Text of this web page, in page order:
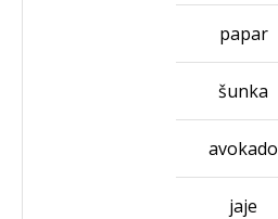
papar
šunka
avokado
jaje